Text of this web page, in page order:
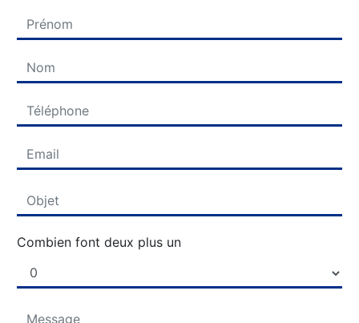
Combien font deux plus un